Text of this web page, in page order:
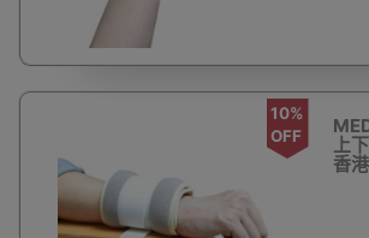
10%
OFF
上
香